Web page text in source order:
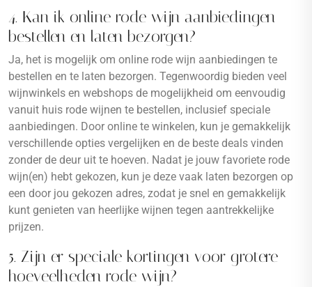
4. Kan ik online rode wijn aanbiedingen
bestellen en laten bezorgen?
Ja, het is mogelijk om online rode wijn aanbiedingen te
bestellen en te laten bezorgen. Tegenwoordig bieden veel
wijnwinkels en webshops de mogelijkheid om eenvoudig
vanuit huis rode wijnen te bestellen, inclusief speciale
aanbiedingen. Door online te winkelen, kun je gemakkelijk
verschillende opties vergelijken en de beste deals vinden
zonder de deur uit te hoeven. Nadat je jouw favoriete rode
wijn(en) hebt gekozen, kun je deze vaak laten bezorgen op
een door jou gekozen adres, zodat je snel en gemakkelijk
kunt genieten van heerlijke wijnen tegen aantrekkelijke
prijzen.
5. Zijn er speciale kortingen voor grotere
hoeveelheden rode wijn?